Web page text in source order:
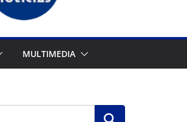
MULTIMEDIA